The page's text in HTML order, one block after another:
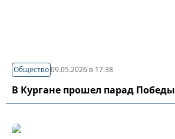
Общество09.05.2026 в 17:38
В Кургане прошел парад Победы